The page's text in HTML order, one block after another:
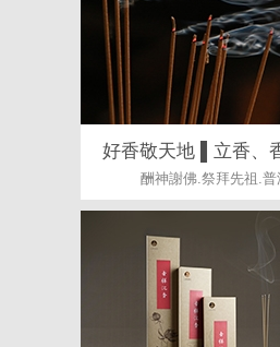
好香敬天地 ▌立香、
酬神謝佛.祭拜先祖.普